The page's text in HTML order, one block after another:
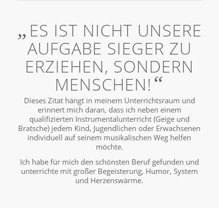
„ ES IST NICHT UNSERE
AUFGABE SIEGER ZU
ERZIEHEN, SONDERN
MENSCHEN!“
Dieses Zitat hängt in meinem Unterrichtsraum und
erinnert mich daran, dass ich neben einem
qualifizierten Instrumentalunterricht (Geige und
Bratsche) jedem Kind, Jugendlichen oder Erwachsenen
individuell auf seinem musikalischen Weg helfen
möchte.
Ich habe für mich den schönsten Beruf gefunden und
unterrichte mit großer Begeisterung, Humor, System
und Herzenswärme.